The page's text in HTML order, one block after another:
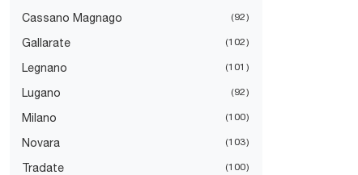
Cassano Magnago 92
Gallarate 102
Legnano 101
Lugano 92
Milano 100
Novara 103
Tradate 100